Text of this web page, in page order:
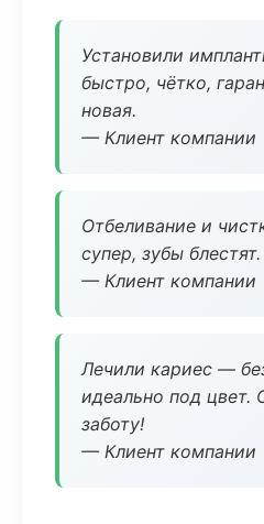
Установили
быстро, чётко,
новая.
— Клиент компании
Отбеливание и
супер, зубы
— Клиент компании
Лечили кариес —
идеально под цвет.
заботу!
— Клиент компании